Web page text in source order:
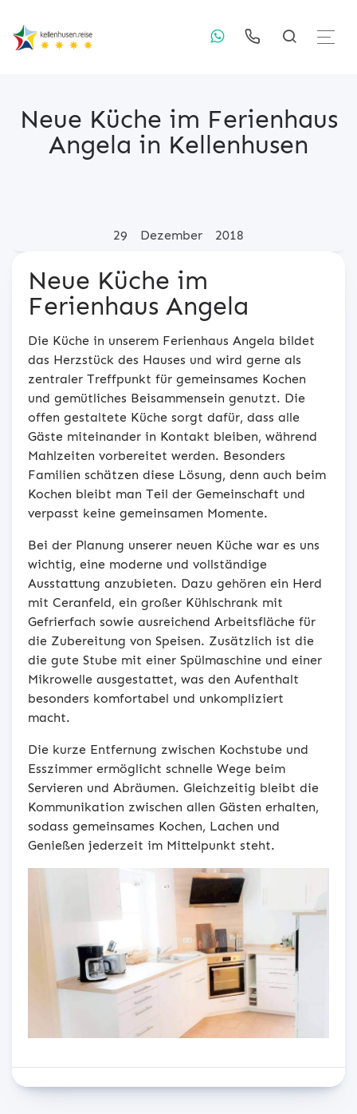
Neue Küche im Ferienhaus
Angela in Kellenhusen
29 Dezember 2018
Neue Küche im
Ferienhaus Angela
Die Küche in unserem Ferienhaus Angela bildet
das Herzstück des Hauses und wird gerne als
zentraler Treffpunkt für gemeinsames Kochen
und gemütliches Beisammensein genutzt. Die
offen gestaltete Küche sorgt dafür, dass alle
Gäste miteinander in Kontakt bleiben, während
Mahlzeiten vorbereitet werden. Besonders
Familien schätzen diese Lösung, denn auch beim
Kochen bleibt man Teil der Gemeinschaft und
verpasst keine gemeinsamen Momente.
Bei der Planung unserer neuen Küche war es uns
wichtig, eine moderne und vollständige
Ausstattung anzubieten. Dazu gehören ein Herd
mit Ceranfeld, ein großer Kühlschrank mit
Gefrierfach sowie ausreichend Arbeitsfläche für
die Zubereitung von Speisen. Zusätzlich ist die
die gute Stube mit einer Spülmaschine und einer
Mikrowelle ausgestattet, was den Aufenthalt
besonders komfortabel und unkompliziert
macht.
Die kurze Entfernung zwischen Kochstube und
Esszimmer ermöglicht schnelle Wege beim
Servieren und Abräumen. Gleichzeitig bleibt die
Kommunikation zwischen allen Gästen erhalten,
sodass gemeinsames Kochen, Lachen und
Genießen jederzeit im Mittelpunkt steht.